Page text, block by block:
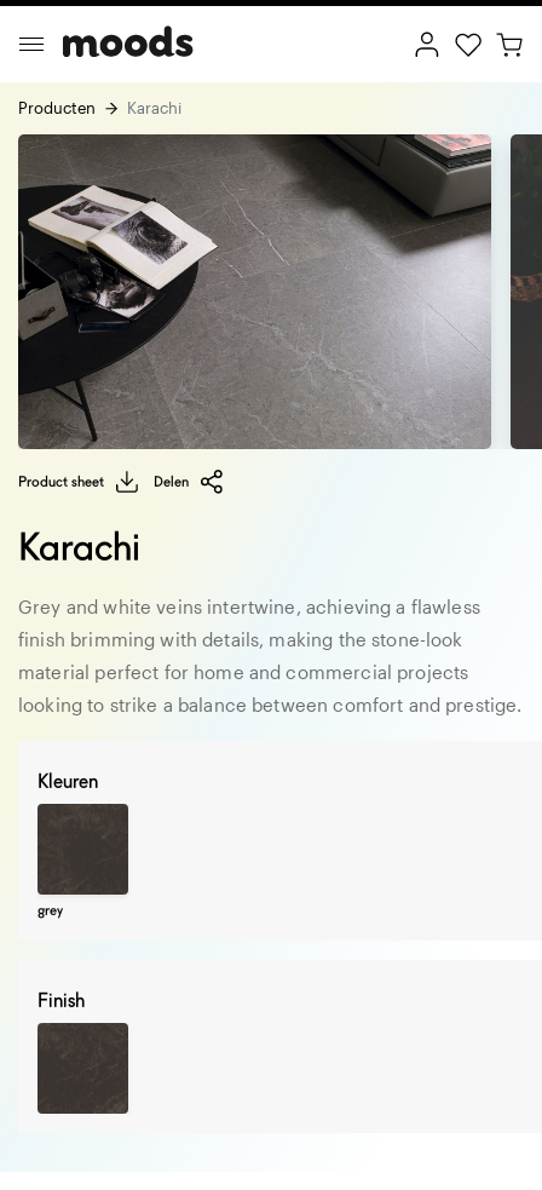
Minimalism Creative Wonderland
Producten Karachi
Product sheet Delen
Karachi
Grey and white veins intertwine, achieving a flawless
finish brimming with details, making the stone-look
material perfect for home and commercial projects
looking to strike a balance between comfort and prestige.
Kleuren
grey
Finish